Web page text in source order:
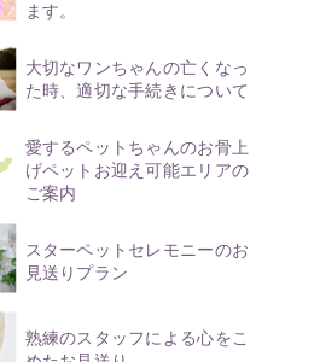
ます。
大切なワンちゃんの亡くなっ
た時、適切な手続きについて
愛するペットちゃんのお骨上
げペットお迎え可能エリアの
ご案内
スターペットセレモニーのお
見送りプラン
熟練のスタッフによる心をこ